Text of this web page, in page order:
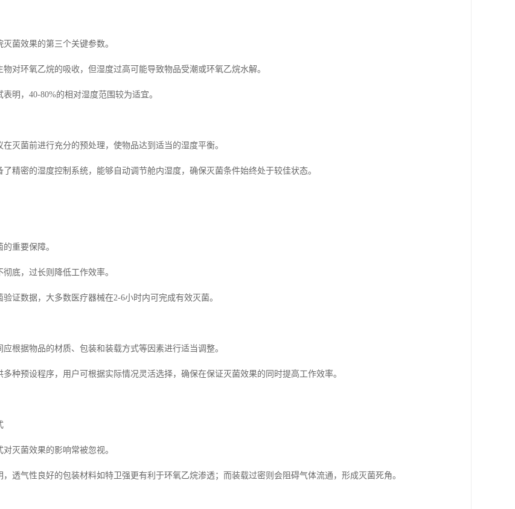
菌效果的第三个关键参数。
对环氧乙烷的吸收，但湿度过高可能导致物品受潮或环氧乙烷水解。
明，40-80%的相对湿度范围较为适宜。
灭菌前进行充分的预处理，使物品达到适当的湿度平衡。
精密的湿度控制系统，能够自动调节舱内湿度，确保灭菌条件始终处于较佳状态。
重要保障。
底，过长则降低工作效率。
证数据，大多数医疗器械在2-6小时内可完成有效灭菌。
根据物品的材质、包装和装载方式等因素进行适当调整。
种预设程序，用户可根据实际情况灵活选择，确保在保证灭菌效果的同时提高工作效率。
灭菌效果的影响常被忽视。
透气性良好的包装材料如特卫强更有利于环氧乙烷渗透；而装载过密则会阻碍气体流通，形成灭菌死角。